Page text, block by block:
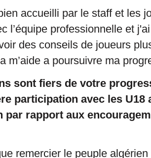
accueilli par le staff et les
l’équipe professionnelle et
des conseils de joueurs
m’aide a poursuivre ma
sont fiers de votre
participation avec les U18
par rapport aux
remercier le peuple